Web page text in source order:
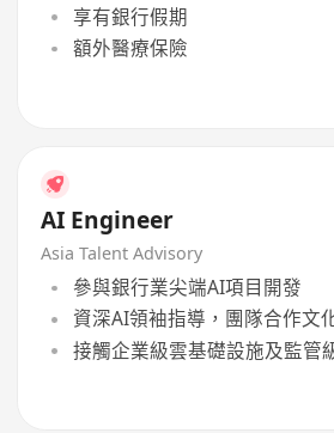
享有銀行假期
額外醫療保險
AI Engineer
Asia Talent Advisory
參與銀行業尖端AI項目開發
資深AI領袖指導，團隊合作文
接觸企業級雲基礎設施及監管